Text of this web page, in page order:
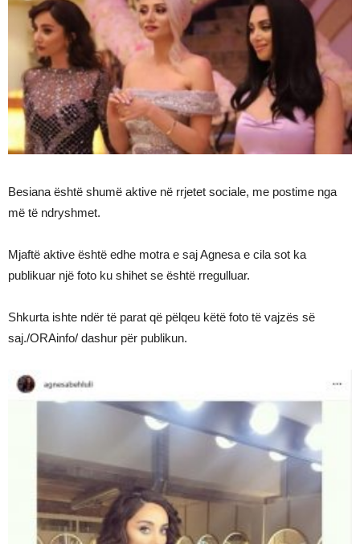
Besiana është shumë aktive në rrjetet sociale, me postime nga
më të ndryshmet.
Mjaftë aktive është edhe motra e saj Agnesa e cila sot ka
publikuar një foto ku shihet se është rregulluar.
Shkurta ishte ndër të parat që pëlqeu këtë foto të vajzës së
saj./ORAinfo/ dashur për publikun.